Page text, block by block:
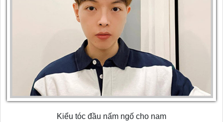
Kiểu tóc đầu nấm ngố cho nam